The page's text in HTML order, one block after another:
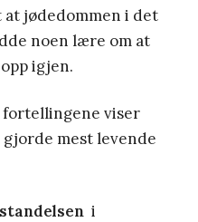
jødedommen i det
noen lære om at
igjen.
fortellingene viser
mest levende
i